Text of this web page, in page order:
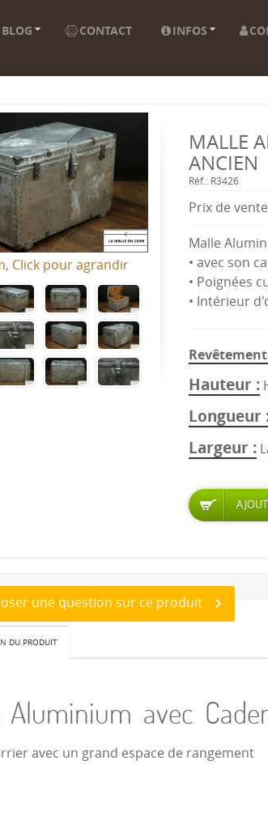
CONTACT INFOS
Click pour agrandir
MALLE
ANCIEN
Réf.: R3426
Prix ​​de vente
Malle
• avec son
• Poignées
• Intérieur
Hauteur
Longueur
Largeur
une question sur ce produit
DU PRODUIT
Aluminium avec
avec un grand espace de rangement